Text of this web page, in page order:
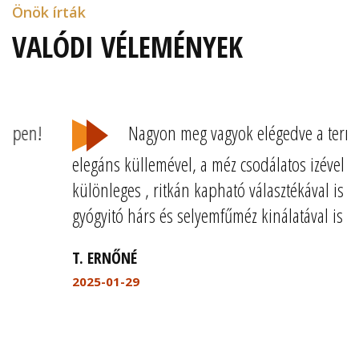
Önök írták
VALÓDI VÉLEMÉNYEK
Nagyon meg vagyok elégedve a termék
elegáns küllemével, a méz csodálatos izével és
különleges , ritkán kapható választékával is ,mint a
gyógyitó hárs és selyemfűméz kinálatával is !
T. ERNŐNÉ
2025-01-29